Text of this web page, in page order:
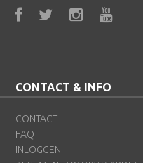
CONTACT & INFO
CONTACT
FAQ
INLOGGEN